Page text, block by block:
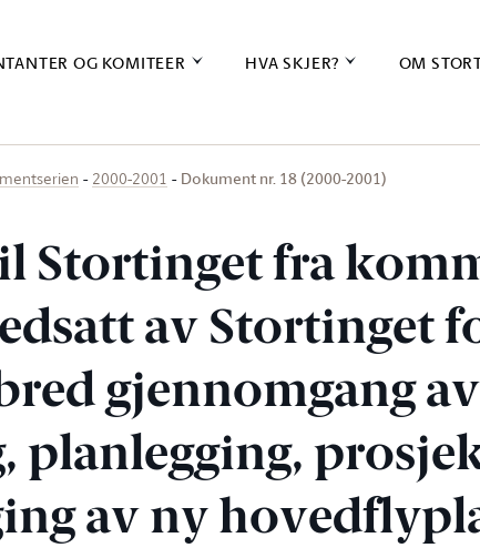
OG KOMITEER HVA SKJER? OM
2000-2001 Dokument nr. 18 (2000-2001)
Stortinget fra
av Stortinget
gjennomgang av
planlegging,
av ny